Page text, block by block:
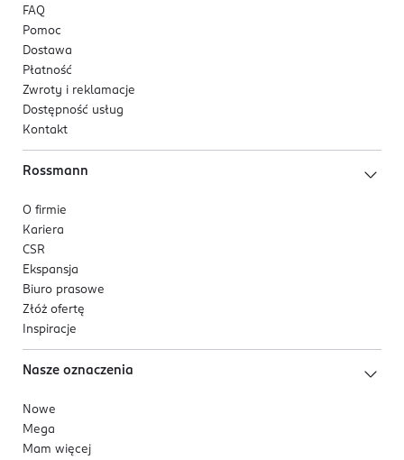
FAQ
Pomoc
Dostawa
Płatność
Zwroty i reklamacje
Dostępność usług
Kontakt
Rossmann
O firmie
Kariera
CSR
Ekspansja
Biuro prasowe
Złóż ofertę
Inspiracje
Nasze oznaczenia
Nowe
Mega
Mam więcej